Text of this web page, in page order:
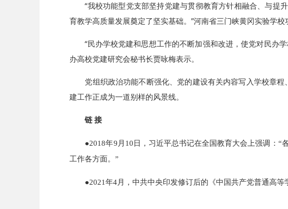
“我校功能型党支部坚持党建与贯彻教育方针相融合、与提
育教学高质量发展奠定了坚实基础。”河南省三门峡黄冈实验学校
“民办学校党建和思想工作的不断加强和改进，使党对民办
办高校党建研究会秘书长贾咏梅表示。
党组织政治功能不断强化、党的建设有关内容写入学校章
建工作正成为一道别样的风景线。
链 接
●2018年9月10日，习近平总书记在全国教育大会上强调：
工作各方面。”
●2021年4月，中共中央印发修订后的《中国共产党普通高等